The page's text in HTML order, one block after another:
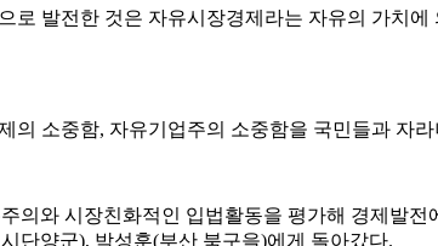
로 발전한 것은 자유시장경제라는 자유의 가치
의 소중함, 자유기업주의 소중함을 국민들과 자
의와 시장친화적인 입법활동을 평가해 경제발
단양군), 박성훈(부산 북구을)에게 돌아갔다.